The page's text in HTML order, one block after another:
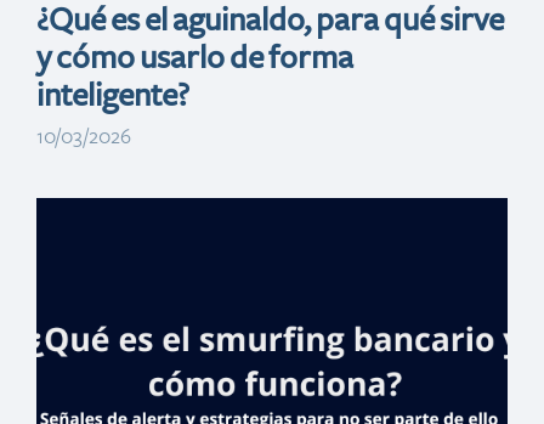
¿Qué es el aguinaldo, para qué sirve
y cómo usarlo de forma
inteligente?
10/03/2026
presenta Educlic,